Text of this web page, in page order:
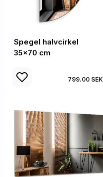
Spegel halvcirkel
35x70 cm
799.00 SEK